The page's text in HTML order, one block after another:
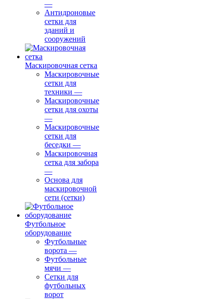
—
Антидроновые
сетки для
зданий и
сооружений
Маскировочная сетка
Маскировочные
сетки для
техники —
Маскировочные
сетки для охоты
—
Маскировочные
сетки для
беседки —
Маскировочная
сетка для забора
—
Основа для
маскировочной
сети (сетки)
Футбольное
оборудование
Футбольные
ворота —
Футбольные
мячи —
Сетки для
футбольных
ворот